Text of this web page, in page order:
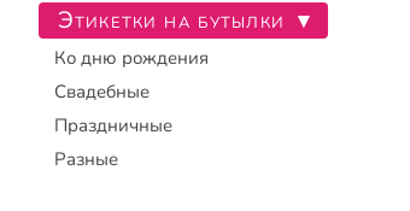
Этикетки на бутылки ▾
Ко дню рождения
Свадебные
Праздничные
Разные